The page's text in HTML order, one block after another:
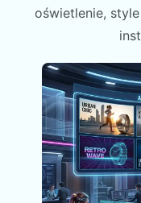
oświetlenie,